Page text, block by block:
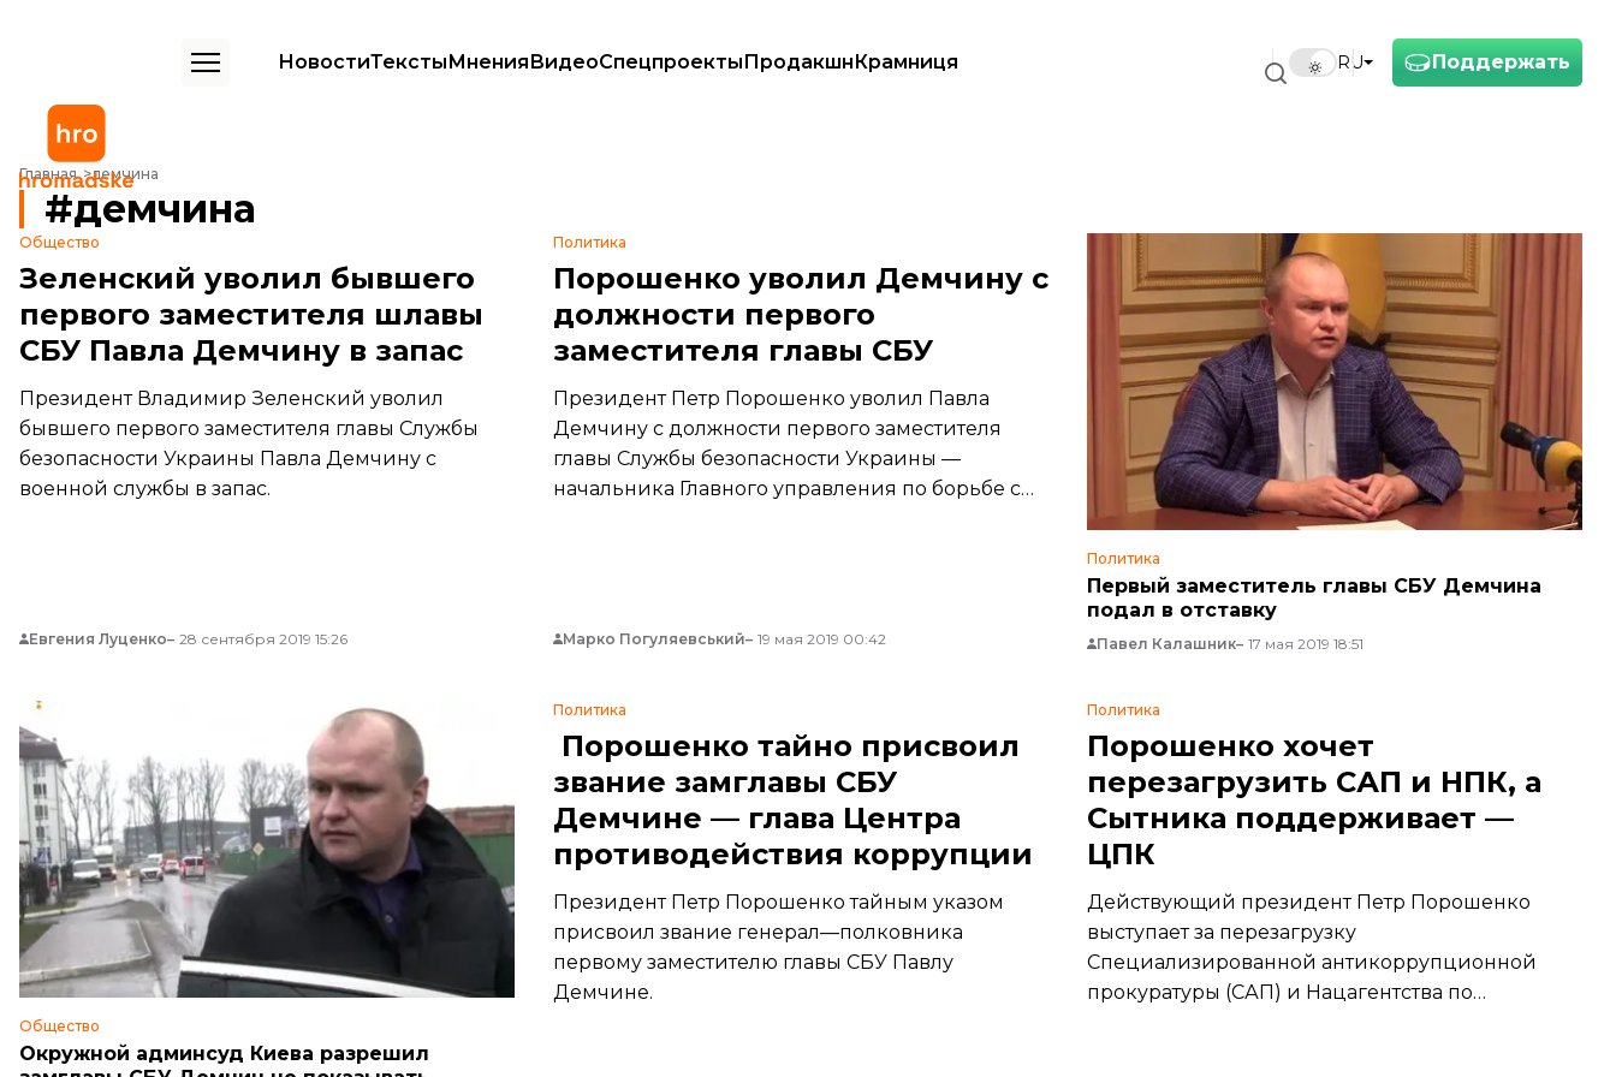
Поддержать
RU
НовостиТекстыМненияВидеоСпецпроектыПродакшнКрамниця
Главная демчина
демчина
Общество
Зеленский уволил бывшего
первого заместителя шлавы
СБУ Павла Демчину в запас
Президент Владимир Зеленский уволил
бывшего первого заместителя главы Службы
безопасности Украины Павла Демчину с
военной службы в запас.
Евгения Луценко 28 сентября 2019 15:26
Политика
Порошенко уволил Демчину с
должности первого
заместителя главы СБУ
Президент Петр Порошенко уволил Павла
Демчину с должности первого заместителя
главы Службы безопасности Украины —
начальника Главного управления по борьбе с
Марко Погуляевський 19 мая 2019 00:42
Политика
Первый заместитель главы СБУ Демчина
подал в отставку
Павел Калашник 17 мая 2019 18:51
Общество
Окружной админсуд Киева разрешил
Политика
Порошенко тайно присвоил
звание замглавы СБУ
Демчине — глава Центра
противодействия коррупции
Президент Петр Порошенко тайным указом
присвоил звание генерал—полковника
первому заместителю главы СБУ Павлу
Демчине.
Политика
Порошенко хочет
перезагрузить САП и НПК, а
Сытника поддерживает —
ЦПК
Действующий президент Петр Порошенко
выступает за перезагрузку
Специализированной антикоррупционной
прокуратуры (САП) и Нацагентства по